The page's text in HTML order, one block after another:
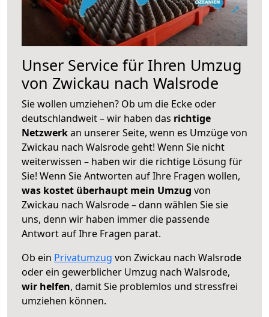
Unser Service für Ihren Umzug
von Zwickau nach Walsrode
Sie wollen umziehen? Ob um die Ecke oder
deutschlandweit – wir haben das richtige
Netzwerkan unserer Seite, wenn es Umzüge von
Zwickau nach Walsrode geht! Wenn Sie nicht
weiterwissen – haben wir die richtige Lösung für
Sie! Wenn Sie Antworten auf Ihre Fragen wollen,
was kostet überhaupt mein Umzug von
Zwickau nach Walsrode – dann wählen Sie sie
uns, denn wir haben immer die passende
Antwort auf Ihre Fragen parat.
Ob ein Privatumzug von Zwickau nach Walsrode
oder ein gewerblicher Umzug nach Walsrode,
wir helfen, damit Sie problemlos und stressfrei
umziehen können.